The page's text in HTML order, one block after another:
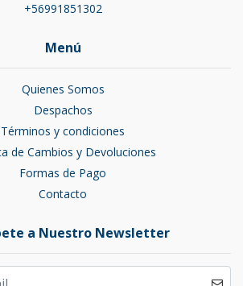
+56991851302
Menú
Quienes Somos
Despachos
Términos y condiciones
de Cambios y Devoluciones
Formas de Pago
Contacto
a Nuestro Newsletter